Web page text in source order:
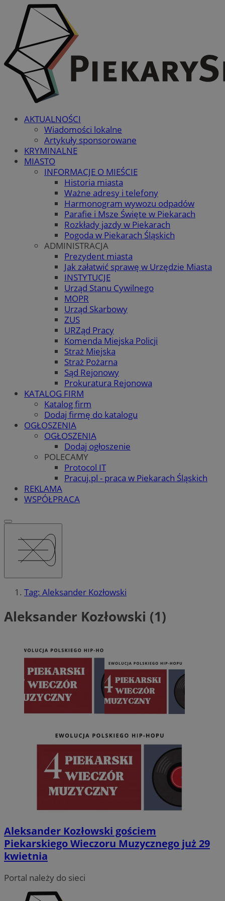
AKTUALNOŚCI
Wiadomości lokalne
Artykuły sponsorowane
KRYMINALNE
MIASTO
INFORMACJE O MIEŚCIE
Historia miasta
Ważne adresy i telefony
Harmonogram wywozu odpadów
Parafie i Msze Święte w Piekarach
Rozkłady jazdy w Piekarach
Pogoda w Piekarach Śląskich
ADMINISTRACJA
Prezydent miasta
Jak załatwić sprawę w Urzędzie Miasta
INSTYTUCJE
Urząd Stanu Cywilnego
MOPR
Urząd Skarbowy
ZUS
URZąd Pracy
Komenda Miejska Policji
Straż Miejska
Straż Pożarna
Sąd Rejonowy
Prokuratura Rejonowa
KATALOG FIRM
Katalog firm
Dodaj firmę do katalogu
OGŁOSZENIA
OGŁOSZENIA
Dodaj ogłoszenie
POLECAMY
Protocol IT
Pracuj.pl - praca w Piekarach Śląskich
REKLAMA
WSPÓŁPRACA
Tag: Aleksander Kozłowski
Aleksander Kozłowski (1)
Aleksander Kozłowski gościem
Piekarskiego Wieczoru Muzycznego już 29
kwietnia
Portal należy do sieci